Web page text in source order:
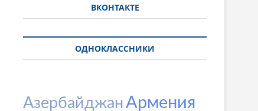
ВКОНТАКТЕ
ОДНОКЛАССНИКИ
АзербайджанАрмения